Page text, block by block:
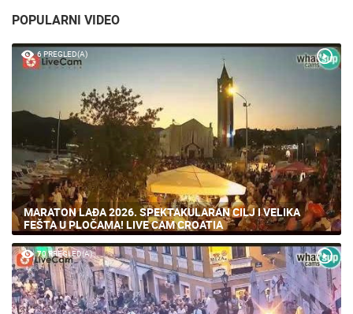
POPULARNI VIDEO
6 PREGLED(A)
MARATON LAĐA 2026. SPEKTAKULARAN CILJ I VELIKA
FEŠTA U PLOČAMA! LIVE CAM CROATIA
70 PREGLED(A)